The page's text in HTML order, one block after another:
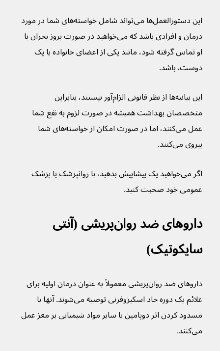
این دستورالعمل‌ها می‌تواند شامل خواسته‌های شما در مورد
درمان و افرادی باشد که می‌خواهید در صورت بروز بحران با
او تماس گرفته شود، مانند یکی از اعضای خانواده یا یک
دوست٬ باشد.
این بیانیه‌ها از نظر قانونی الزام‌آور نیستند، بنابراین
متخصصان بهداشت همیشه در صورت لزوم به نفع شما
عمل می‌کنند، اما در صورت امکان از خواسته‌های شما
پیروی می‌کنند.
اگر می‌خواهید یک پیشاپیش بدهید، با روانپزشک یا پزشک
عمومی خود صحبت کنید.
داروهای ضد روان‌پریشی (آنتی
سایکوتیک)
داروهای ضد روان‌پریشی معمولاً به عنوان درمان اولیه برای
علائم یک دوره حاد اسکیزوفرنی توصیه می‌شوند. آنها با
مسدود کردن اثر دوپامین یا سایر مواد شیمیایی بر مغز عمل
می‌کنند.